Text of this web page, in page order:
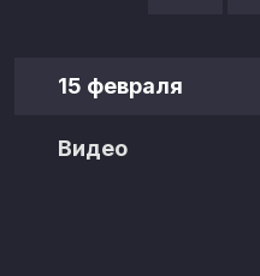
15 февраля
Видео